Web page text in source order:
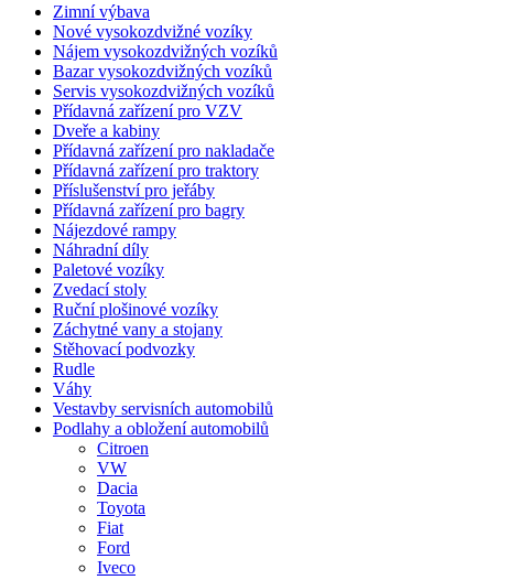
Zimní výbava
Nové vysokozdvižné vozíky
Nájem vysokozdvižných vozíků
Bazar vysokozdvižných vozíků
Servis vysokozdvižných vozíků
Přídavná zařízení pro VZV
Dveře a kabiny
Přídavná zařízení pro nakladače
Přídavná zařízení pro traktory
Příslušenství pro jeřáby
Přídavná zařízení pro bagry
Nájezdové rampy
Náhradní díly
Paletové vozíky
Zvedací stoly
Ruční plošinové vozíky
Záchytné vany a stojany
Stěhovací podvozky
Rudle
Váhy
Vestavby servisních automobilů
Podlahy a obložení automobilů
Citroen
VW
Dacia
Toyota
Fiat
Ford
Iveco